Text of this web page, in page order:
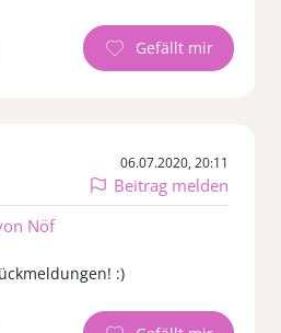
06.07.2020, 20:11
Beitrag melden
Nöf
:)